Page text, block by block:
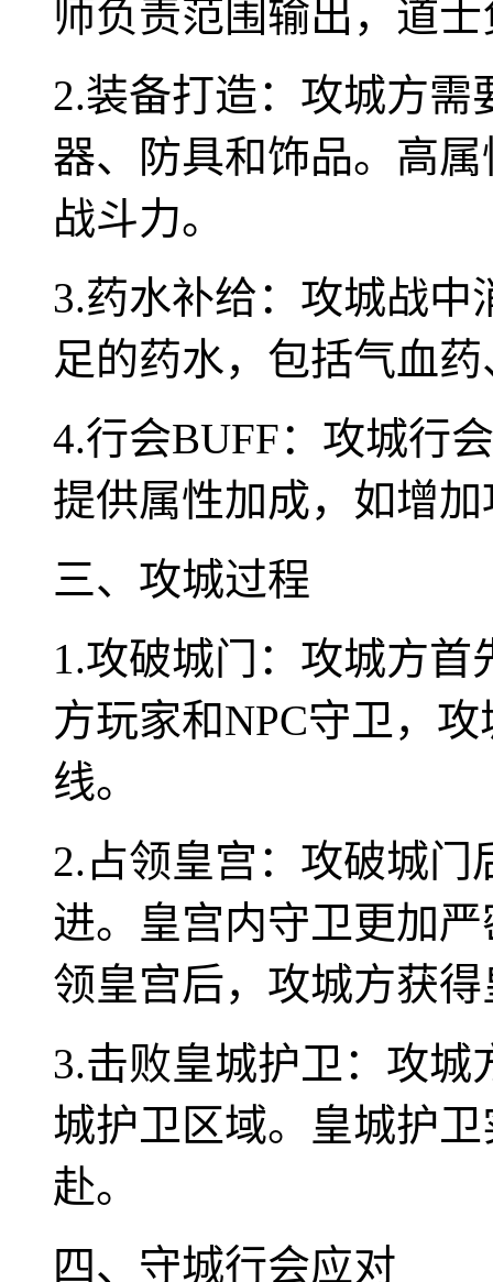
师负责范围输出，道
2.装备打造：攻城方
器、防具和饰品。高
战斗力。
3.药水补给：攻城战
足的药水，包括气血
4.行会BUFF：攻城行
提供属性加成，如增
三、攻城过程
1.攻破城门：攻城方
方玩家和NPC守卫，
线。
2.占领皇宫：攻破城
进。皇宫内守卫更加
领皇宫后，攻城方获
3.击败皇城护卫：攻
城护卫区域。皇城护
赴。
四、守城行会应对